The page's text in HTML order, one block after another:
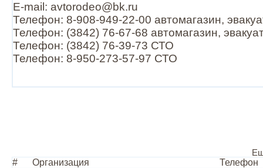
E-mail: avtorodeo@bk.ru
Телефон: 8-908-949-22-00 автомагазин,
Телефон: (3842) 76-67-68 автомагазин,
Телефон: (3842) 76-39-73 СТО
Телефон: 8-950-273-57-97 СТО
# Организация
Телефон